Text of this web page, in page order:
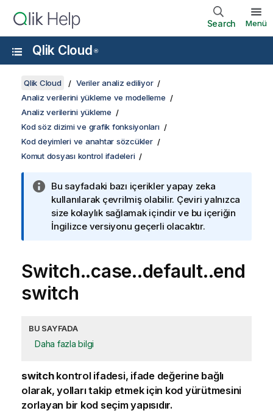
Search Menü
Qlik Cloud ®
Qlik Cloud
Veriler analiz ediliyor
Analiz verilerini yükleme ve modelleme
Analiz verilerini yükleme
Kod söz dizimi ve grafik fonksiyonları
Kod deyimleri ve anahtar sözcükler
Komut dosyası kontrol ifadeleri
Bu sayfadaki bazı içerikler yapay zeka
kullanılarak çevrilmiş olabilir. Çeviri yalnızca
size kolaylık sağlamak içindir ve bu içeriğin
İngilizce versiyonu geçerli olacaktır.
Switch..case..default..end
switch
BU SAYFADA
Daha fazla bilgi
switchkontrol ifadesi, ifade değerine bağlı
olarak, yolları takip etmek için kod yürütmesini
zorlayan bir kod seçim yapısıdır.